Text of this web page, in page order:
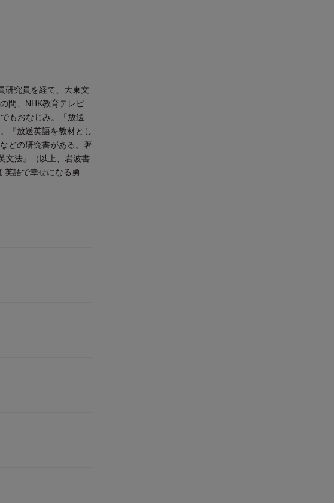
研究員を経て、大東文
間、NHK教育テレビ
もおなじみ。「放送
『放送英語を教材とし
どの研究書がある。著
文法』（以上、岩波書
英語で幸せになる勇